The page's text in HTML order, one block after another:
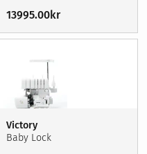
13995.00kr
Victory
Baby Lock